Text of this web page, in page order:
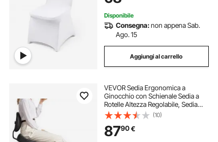
Feste
Disponibile
Consegna:non appena Sab.
Ago. 15
Aggiungi al carrello
VEVOR Sedia Ergonomica a
Ginocchio con Schienale Sedia a
Rotelle Altezza Regolabile, Sedia
Inginocchiata per Scrivania Postura
Comoda da Ufficio, Sgabello
Ergonomico per Casa, Carico max
120 kg
(10)
8790€